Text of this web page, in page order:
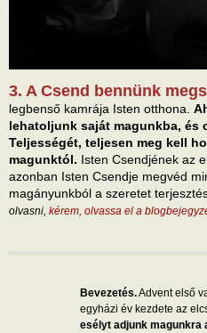
3. A Csend bennünk
legbenső kamrája Isten otthona.
lehatoljunk saját magunkba, és
Teljességét, teljesen meg kell
magunktól. Isten Csendjének az
azonban Isten Csendje megvéd
magányunkból a szeretet
olvasni, kérem, olvassa el a
Bevezetés.Advent első
egyházi év kezdete az
esélyt adjunk magunkra